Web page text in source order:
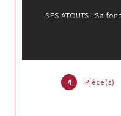
4 Pièce(s)
SES ATOUTS : Sa
Pour tout
visite contactez